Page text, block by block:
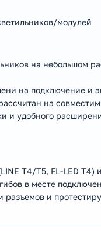
модулей
на небольшом
на подключение и
на
и удобного
T4/T5, FL-LED T4)
в месте
и